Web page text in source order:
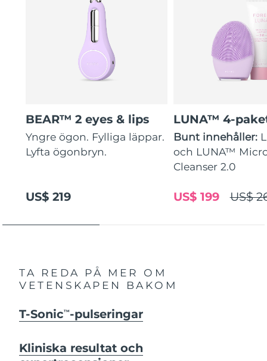
BEAR™ 2 eyes & lips
Yngre ögon. Fylliga läppar.
Lyfta ögonbryn.
US$ 219
LUNA™ 4-
Bunt innehåller:
och LUNA™
Cleanser 2.0
US$
US$ 199
TA REDA PÅ MER OM
VETENSKAPEN BAKOM
T-SonicTM -pulseringar
Kliniska resultat och